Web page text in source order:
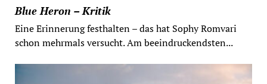
Blue Heron – Kritik
Eine Erinnerung festhalten – das hat Sophy Romvari
schon mehrmals versucht. Am beeindruckendsten...